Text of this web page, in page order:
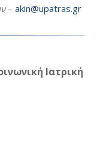
– akin@upatras.gr
Ιατρική